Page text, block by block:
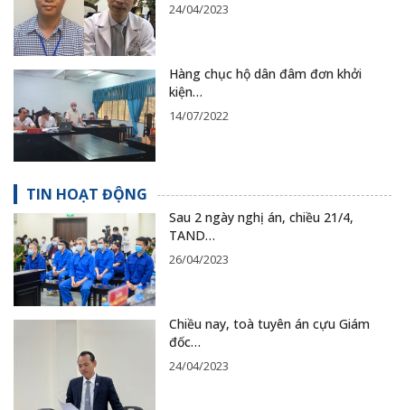
24/04/2023
Hàng chục hộ dân đâm đơn khởi
kiện…
14/07/2022
TIN HOẠT ĐỘNG
Sau 2 ngày nghị án, chiều 21/4,
TAND…
26/04/2023
Chiều nay, toà tuyên án cựu Giám
đốc…
24/04/2023